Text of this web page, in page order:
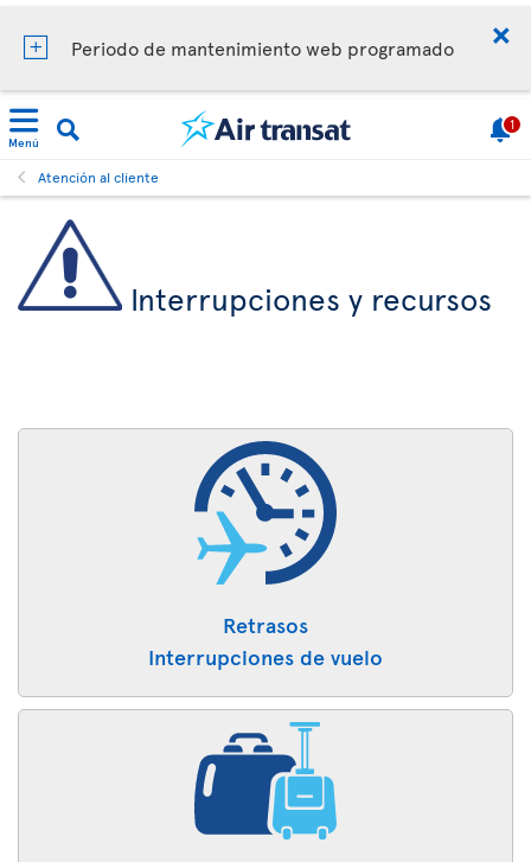
Periodo de mantenimiento web programado
Menú
1
Atención al cliente
Interrupciones y recursos
Retrasos
Interrupciones de vuelo